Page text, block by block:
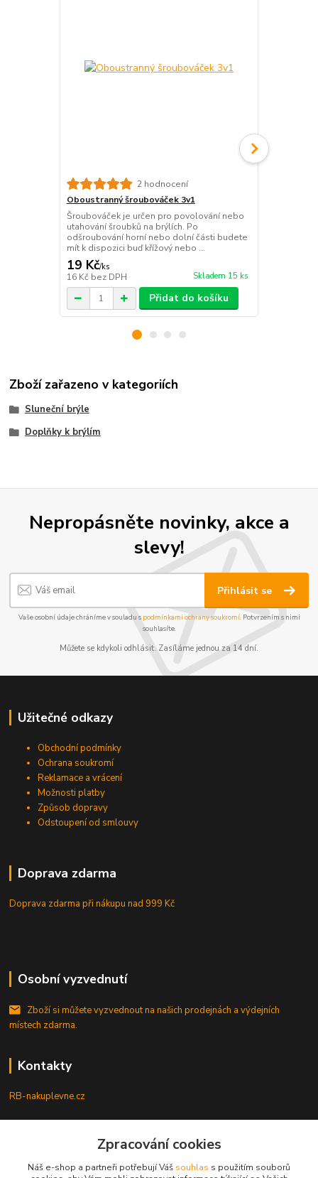
2 hodnocení
Oboustranný šroubováček 3v1
Šroubováček je určen pro povolování nebo
utahování šroubků na brýlích. Po
odšroubování horní nebo dolní části budete
mít k dispozici buď křížový nebo ...
19 Kč/ks
16 Kč bez DPH Skladem 15 ks
Přidat do košíku
Zboží zařazeno v kategoriích
Sluneční brýle
Doplňky k brýlím
Nepropásněte novinky, akce a
slevy!
Přihlásit se
Vaše osobní údaje chráníme v souladu s podmínkami ochrany soukromí. Potvrzením s nimi
souhlasíte.
Můžete se kdykoli odhlásit. Zasíláme jednou za 14 dní.
Užitečné odkazy
Obchodní podmínky
Ochrana soukromí
Reklamace a vrácení
Možnosti platby
Způsob dopravy
Odstoupení od smlouvy
Doprava zdarma
Doprava zdarma při nákupunad 999 Kč
Osobní vyzvednutí
Zboží si můžete vyzvednout na našich prodejnách a výdejních
místech zdarma.
Kontakty
RB-nakuplevne.cz
+420 222722421Zpracování cookies
Náš e-shop a partneři potřebují Váš souhlas s použitím souborů